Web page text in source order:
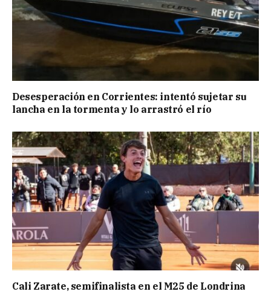
Desesperación en Corrientes: intentó sujetar su
lancha en la tormenta y lo arrastró el río
Cali Zarate, semifinalista en el M25 de Londrina